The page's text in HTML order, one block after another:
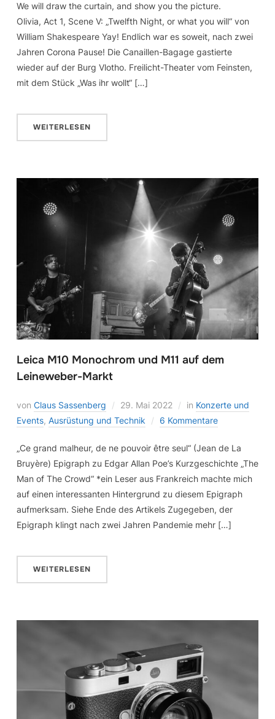
We will draw the curtain, and show you the picture.
Olivia, Act 1, Scene V: „Twelfth Night, or what you will“ von
William Shakespeare Yay! Endlich war es soweit, nach zwei
Jahren Corona Pause! Die Canaillen-Bagage gastierte
wieder auf der Burg Vlotho. Freilicht-Theater vom Feinsten,
mit dem Stück „Was ihr wollt“ […]
WEITERLESEN
Leica M10 Monochrom und M11 auf dem
Leineweber-Markt
von Claus Sassenberg 29. Mai 2022 in Konzerte und
Events, Ausrüstung und Technik 6 Kommentare
„Ce grand malheur, de ne pouvoir être seul“ (Jean de La
Bruyère) Epigraph zu Edgar Allan Poe’s Kurzgeschichte „The
Man of The Crowd“ *ein Leser aus Frankreich machte mich
auf einen interessanten Hintergrund zu diesem Epigraph
aufmerksam. Siehe Ende des Artikels Zugegeben, der
Epigraph klingt nach zwei Jahren Pandemie mehr […]
WEITERLESEN